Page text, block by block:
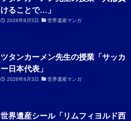
けることで…」
2026年8月5日 世界遺産マンガ
ツタンカーメン先生の授業「サッカ
ー日本代表」
2026年8月3日 世界遺産マンガ
世界遺産シール「リムフィヨルド西